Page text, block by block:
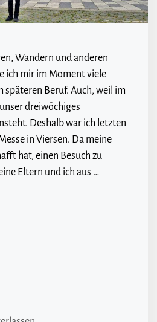
Wandern und anderen
ich mir im Moment viele
späteren Beruf. Auch, weil im
dreiwöchiges
Deshalb war ich letzten
in Viersen. Da meine
hat, einen Besuch zu
Eltern und ich aus …